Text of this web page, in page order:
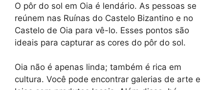
O pôr do sol em Oia é lendário. As pessoas se
reúnem nas Ruínas do Castelo Bizantino e no
Castelo de Oia para vê-lo. Esses pontos são
ideais para capturar as cores do pôr do sol.
Oia não é apenas linda; também é rica em
cultura. Você pode encontrar galerias de arte e